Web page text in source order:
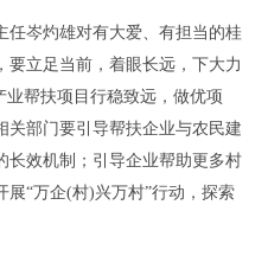
任岑灼雄对有大爱、有担当的桂
要立足当前，着眼长远，下大力
业帮扶项目行稳致远，做优项
关部门要引导帮扶企业与农民建
长效机制；引导企业帮助更多村
展“万企(村)兴万村”行动，探索